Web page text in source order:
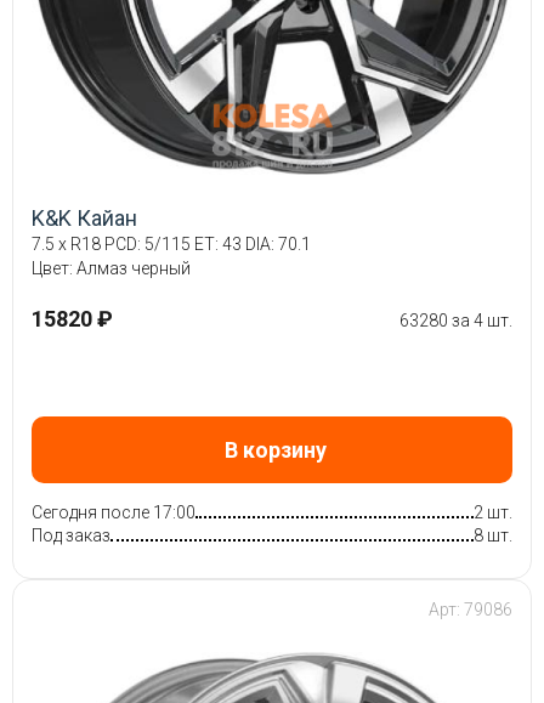
K&K Кайан
7.5 x R18 PCD: 5/115 ET: 43 DIA: 70.1
Цвет: Алмаз черный
15820 ₽ 63280 за 4 шт.
В корзину
Сегодня после 17:00
2 шт.
Под заказ
8 шт.
Арт: 79086